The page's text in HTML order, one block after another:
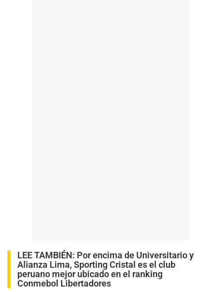
LEE TAMBIÉN: Por encima de Universitario y
Alianza Lima, Sporting Cristal es el club
peruano mejor ubicado en el ranking
Conmebol Libertadores